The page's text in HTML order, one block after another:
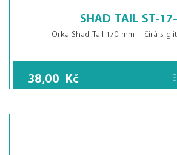
SHAD TAIL ST-
Orka Shad Tail 170 mm – čirá s
38,00 Kč